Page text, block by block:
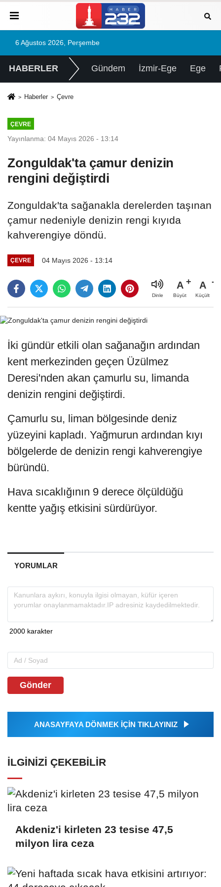
6 Ağustos 2026, Perşembe
HABERLER Gündem İzmir-Ege Ege
Haberler Çevre
ÇEVRE
Yayınlanma: 04 Mayıs 2026 - 13:14
Zonguldak'ta çamur denizin
rengini değiştirdi
Zonguldak'ta sağanakla derelerden taşınan
çamur nedeniyle denizin rengi kıyıda
kahverengiye döndü.
ÇEVRE 04 Mayıs 2026 - 13:14
Dinle
A
Büyüt
A
Küçült
İki gündür etkili olan sağanağın ardından
kent merkezinden geçen Üzülmez
Deresi'nden akan çamurlu su, limanda
denizin rengini değiştirdi.
Çamurlu su, liman bölgesinde deniz
yüzeyini kapladı. Yağmurun ardından kıyı
bölgelerde de denizin rengi kahverengiye
büründü.
Hava sıcaklığının 9 derece ölçüldüğü
kentte yağış etkisini sürdürüyor.
YORUMLAR
Gönder
ANASAYFAYA DÖNMEK İÇİN TIKLAYINIZ
İLGINIZI ÇEKEBILIR
Akdeniz'i kirleten 23 tesise 47,5
milyon lira ceza